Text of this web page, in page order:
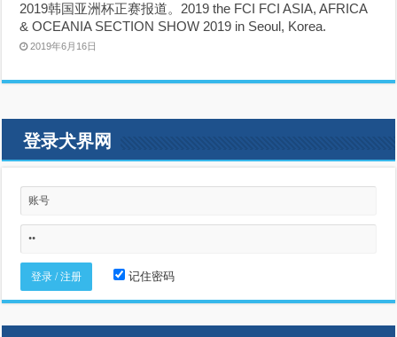
2019韩国亚洲杯正赛报道。2019 the FCI FCI ASIA, AFRICA
& OCEANIA SECTION SHOW 2019 in Seoul, Korea.
2019年6月16日
登录犬界网
记住密码